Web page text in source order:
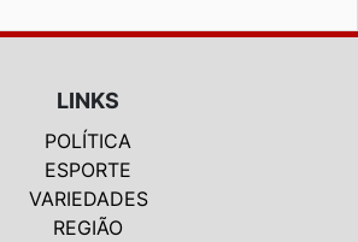
LINKS
POLÍTICA
ESPORTE
VARIEDADES
REGIÃO